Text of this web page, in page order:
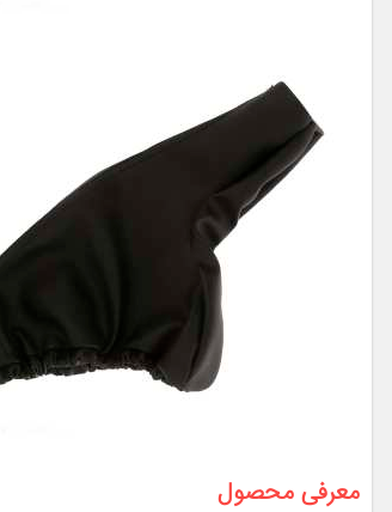
معرفی محصول